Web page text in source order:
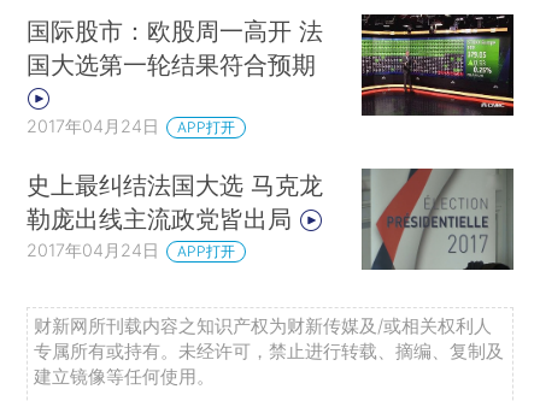
国际股市：欧股周一高开 法
国大选第一轮结果符合预期
2017年04月24日 APP打开
史上最纠结法国大选 马克龙
勒庞出线主流政党皆出局
2017年04月24日 APP打开
财新网所刊载内容之知识产权为财新传媒及/或相关权利人
专属所有或持有。未经许可，禁止进行转载、摘编、复制及
建立镜像等任何使用。